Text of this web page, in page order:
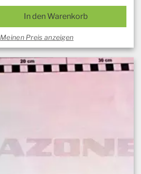
In den Warenkorb
Meinen Preis anzeigen